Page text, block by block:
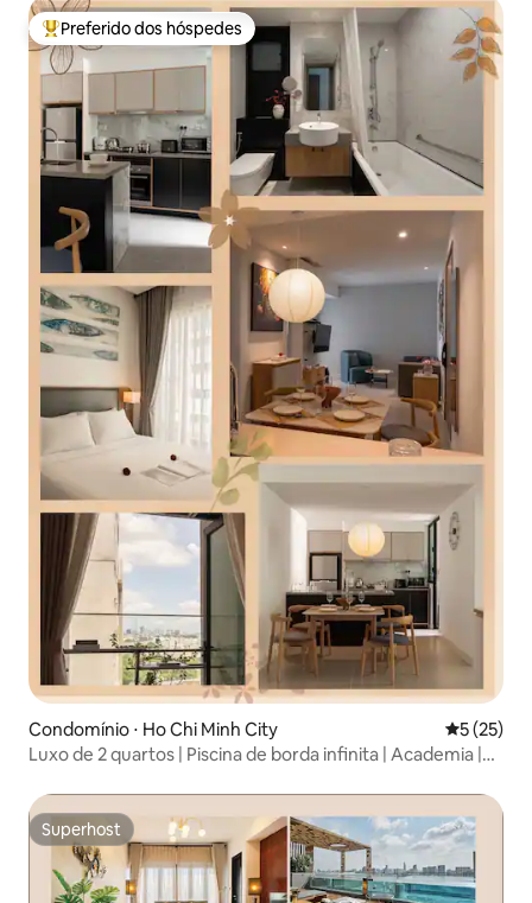
Entre os melhores preferidos dos hóspedes
Preferido dos hóspedes
Condomínio ⋅ Ho Chi Minh City 5 de uma
5 (25)
Luxo de 2 quartos | Piscina de borda infinita | Academia |
Superhost
Superhost